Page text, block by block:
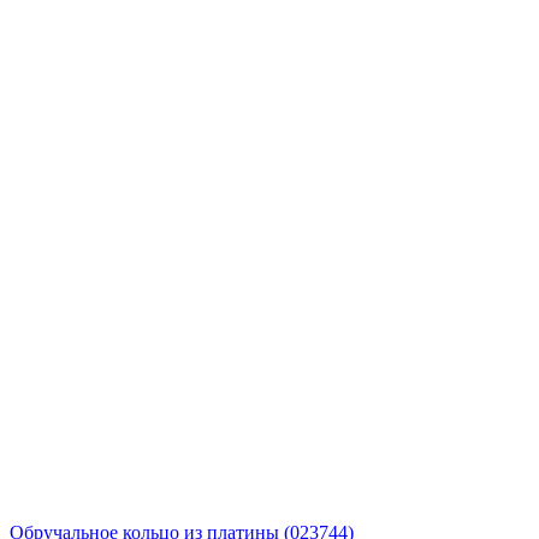
Обручальное кольцо из платины (023744)